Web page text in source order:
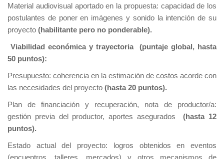
Material audiovisual aportado en la propuesta: capacidad de los
postulantes de poner en imágenes y sonido la intención de su
proyecto (habilitante pero no ponderable).
Viabilidad económica y trayectoria (puntaje global, hasta
50 puntos):
Presupuesto: coherencia en la estimación de costos acorde con
las necesidades del proyecto (hasta 20 puntos).
Plan de financiación y recuperación, nota de productor/a:
gestión previa del productor, aportes asegurados(hasta 12
puntos).
Estado actual del proyecto: logros obtenidos en eventos